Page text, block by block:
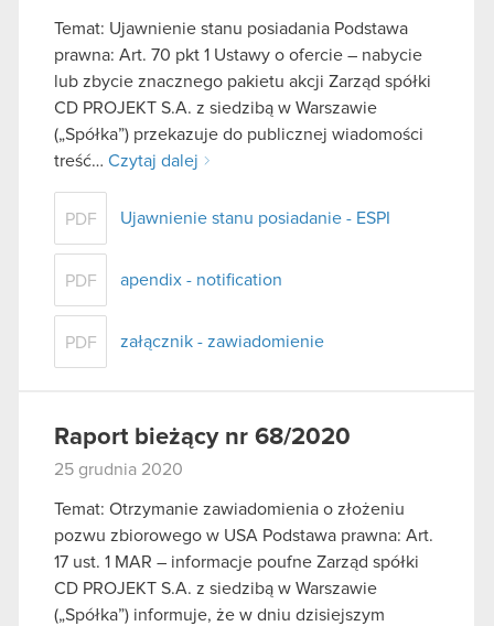
Temat: Ujawnienie stanu posiadania Podstawa
prawna: Art. 70 pkt 1 Ustawy o ofercie – nabycie
lub zbycie znacznego pakietu akcji Zarząd spółki
CD PROJEKT S.A. z siedzibą w Warszawie
(„Spółka”) przekazuje do publicznej wiadomości
treść… Czytaj dalej
PDF Ujawnienie stanu posiadanie - ESPI
PDF apendix - notification
PDF załącznik - zawiadomienie
Raport bieżący nr 68/2020
25 grudnia 2020
Temat: Otrzymanie zawiadomienia o złożeniu
pozwu zbiorowego w USA Podstawa prawna: Art.
17 ust. 1 MAR – informacje poufne Zarząd spółki
CD PROJEKT S.A. z siedzibą w Warszawie
(„Spółka”) informuje, że w dniu dzisiejszym